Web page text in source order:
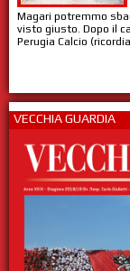
Magari potremmo
visto giusto. Dopo il
Perugia Calcio
VECCHIA GUARDIA